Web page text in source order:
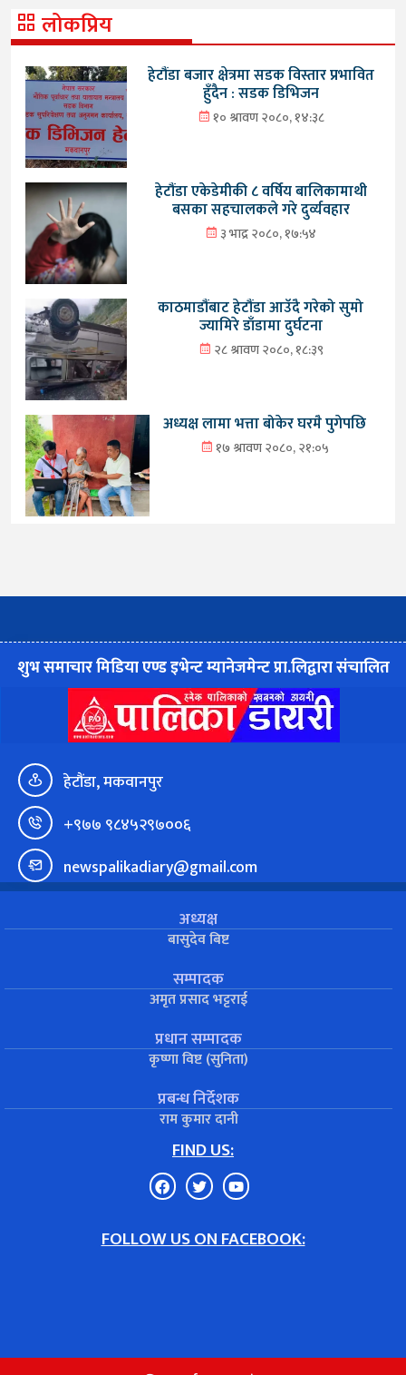
लोकप्रिय
हेटौंडा बजार क्षेत्रमा सडक विस्तार प्रभावित
हुँदैन : सडक डिभिजन
१० श्रावण २०८०, १४:३८
हेटौंडा एकेडेमीकी ८ वर्षिय बालिकामाथी
बसका सहचालकले गरे दुर्व्यवहार
३ भाद्र २०८०, १७:५४
काठमाडौंबाट हेटौंडा आउँदै गरेको सुमो
ज्यामिरे डाँडामा दुर्घटना
२८ श्रावण २०८०, १८:३९
अध्यक्ष लामा भत्ता बोकेर घरमै पुगेपछि
१७ श्रावण २०८०, २१:०५
शुभ समाचार मिडिया एण्ड इभेन्ट म्यानेजमेन्ट प्रा.लिद्वारा संचालित
हेटौंडा, मकवानपुर
+९७७ ९८४५२९७००६
newspalikadiary@gmail.com
अध्यक्ष
बासुदेव बिष्ट
सम्पादक
अमृत प्रसाद भट्टराई
प्रधान सम्पादक
कृष्णा विष्ट (सुनिता)
प्रबन्ध निर्देशक
राम कुमार दानी
FIND US:
FOLLOW US ON FACEBOOK: